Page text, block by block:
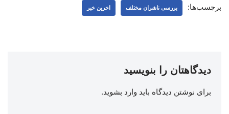
برچسب‌ها: بررسی ناشران مختلف اخرین خبر
دیدگاهتان را بنویسید
برای نوشتن دیدگاه باید وارد بشوید.